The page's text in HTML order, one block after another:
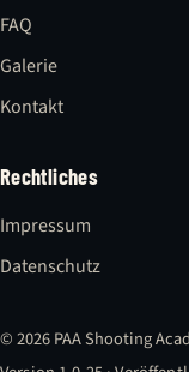
FAQ
Galerie
Kontakt
Rechtliches
Impressum
Datenschutz
© 2026 PAA Shooting